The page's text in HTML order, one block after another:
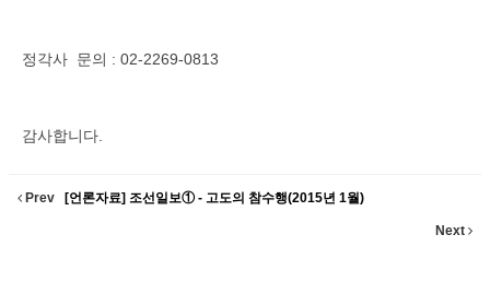
정각사 문의 : 02-2269-0813
감사합니다.
Prev [언론자료] 조선일보① - 고도의 참수행(2015년 1월)
Next